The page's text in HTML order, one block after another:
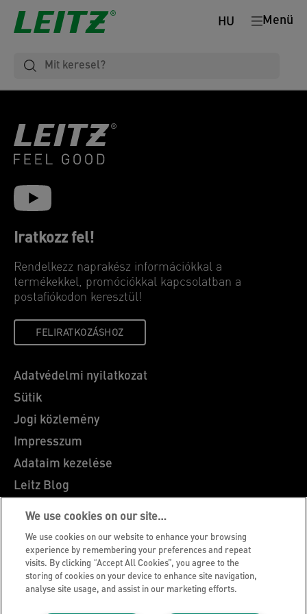
Menü
HU
Iratkozz fel!
Rendelkezz naprakész információkkal a
termékekkel, promóciókkal kapcsolatban a
postafiókodon keresztül!
FELIRATKOZÁSHOZ
Adatvédelmi nyilatkozat
Sütik
Jogi közlemény
Impresszum
Adataim kezelése
Leitz Blog
Álláslehetőségek
Leitz EasyPrint
Ügyfélszolgálat
Csomagolás újrahasznosítási útmutató
Jótállási feltételek
We use cookies on our site…
We use cookies on our website to enhance your browsing
experience by remembering your preferences and repeat
visits. By clicking “Accept All Cookies”, you agree to the
storing of cookies on your device to enhance site navigation,
analyse site usage, and assist in our marketing efforts.